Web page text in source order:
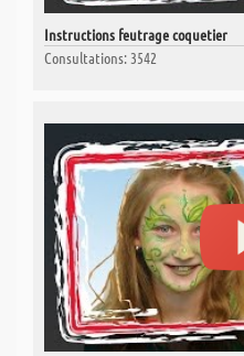
Instructions feutrage coquetier
Consultations: 3542